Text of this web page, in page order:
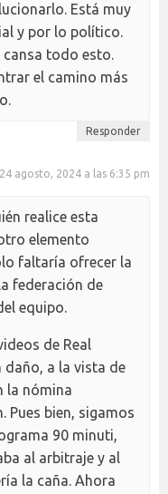
Está muy
y por lo político.
cansa todo esto.
el camino más
Responder
24 agosto, 2024 a las 6:35 pm
realice esta
elemento
faltaría ofrecer la
federación de
equipo.
de Real
daño, a la vista de
la nómina
Pues bien, sigamos
90 minuti,
al arbitraje y al
la caña. Ahora